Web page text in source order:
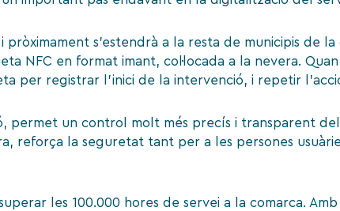
s’estendrà a la resta de municipis de
NFC en format imant, col·locada a la nevera.
per registrar l’inici de la intervenció, i repetir
permet un control molt més precís i transparent
reforça la seguretat tant per a les persones
les 100.000 hores de servei a la comarca.